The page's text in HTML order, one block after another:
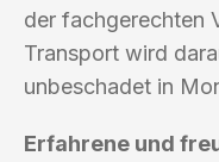
der fachgerechten
Transport wird
unbeschadet in
Erfahrene und